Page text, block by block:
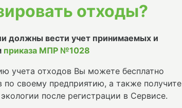
отходы?
должны вести учет принимаемых и
приказа МПР №1028
учета отходов Вы можете бесплатно
своему предприятию, а также получите
после регистрации в Сервисе.